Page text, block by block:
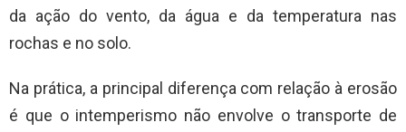
da ação do vento, da água e da temperatura nas
rochas e no solo.
Na prática, a principal diferença com relação à erosão
é que o intemperismo não envolve o transporte de